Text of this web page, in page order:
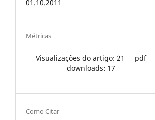
01.10.2011
Métricas
Visualizações do artigo: 21
pdf
downloads: 17
Como Citar